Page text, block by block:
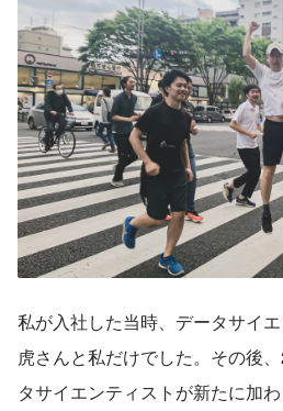
私が入社した当時、データサイ
虎さんと私だけでした。その後
タサイエンティストが新たに加